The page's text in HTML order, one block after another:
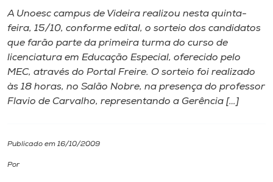
Portal de Ensino
A
Internacionalização
A Unoesc campus de Videira realizou nesta quinta-
feira, 15/10, conforme edital, o sorteio dos candidatos
que farão parte da primeira turma do curso de
licenciatura em Educação Especial, oferecido pelo
MEC, através do Portal Freire. O sorteio foi realizado
às 18 horas, no Salão Nobre, na presença do professor
Flavio de Carvalho, representando a Gerência […]
Publicado em 16/10/2009
Por